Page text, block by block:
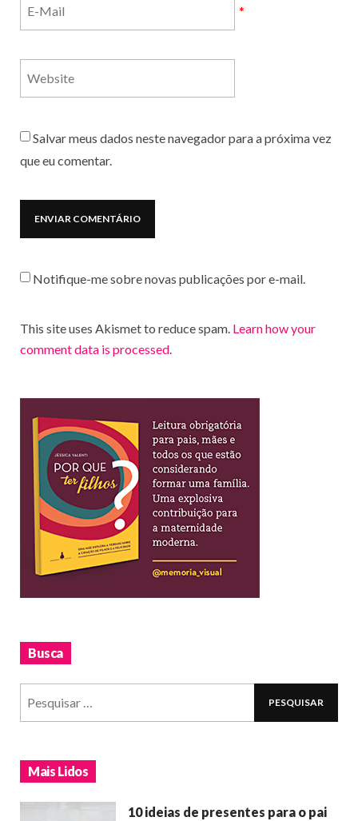
*
Salvar meus dados neste navegador para a próxima vez
que eu comentar.
Notifique-me sobre novas publicações por e-mail.
This site uses Akismet to reduce spam. Learn how your
comment data is processed.
Busca
Mais Lidos
10 ideias de presentes para o pai